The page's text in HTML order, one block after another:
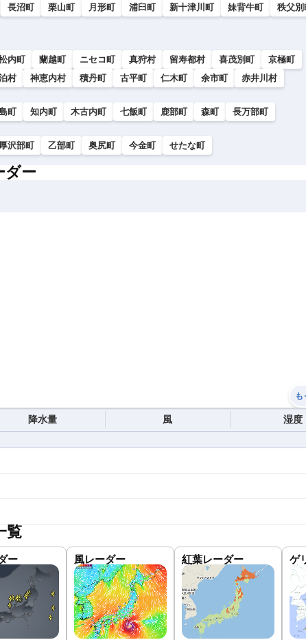
長沼町 栗山町 月形町 浦臼町 新十津川町 妹背牛町
秩父別
内町 蘭越町 ニセコ町 真狩村 留寿都村 喜茂別町
京極町
村 神恵内村 積丹町 古平町 仁木町 余市町 赤井川村
町 知内町 木古内町 七飯町 鹿部町 森町 長万部町
厚沢部町 乙部町 奥尻町 今金町 せたな町
ダー
も
降水量 風 湿度
覧
ー 風レーダー 紅葉レーダー ゲ